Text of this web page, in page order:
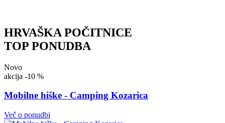
HRVAŠKA POČITNICE
TOP PONUDBA
Novo
akcija -10 %
Mobilne hiške - Camping Kozarica
Več o ponudbi